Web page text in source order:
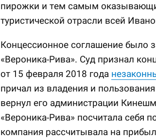
пирожки и тем самым
туристической отрасли всей
Концессионное соглашение было
«Вероника-Рива». Суд признал
от 15 февраля 2018 года
причал из владения и
вернул его администрации
«Вероника-Рива» посчитала себя
компания рассчитывала на